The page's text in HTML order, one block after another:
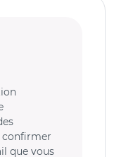
confirmer
que vous